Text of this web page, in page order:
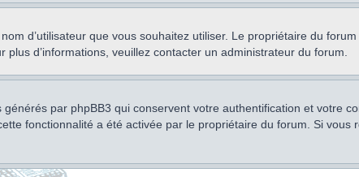
d’utilisateur que vous souhaitez utiliser. Le propriétaire du
d’informations, veuillez contacter un administrateur du forum.
par phpBB3 qui conservent votre authentification et votre
fonctionnalité a été activée par le propriétaire du forum. Si